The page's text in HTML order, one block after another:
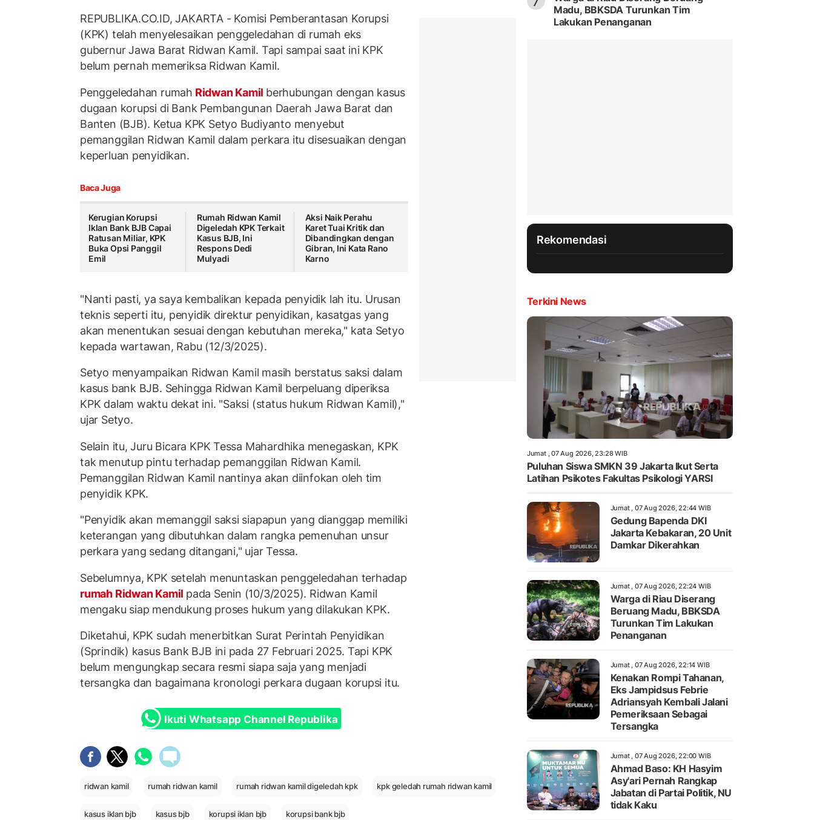
REPUBLIKA.CO.ID, JAKARTA - Komisi Pemberantasan Korupsi
(KPK) telah menyelesaikan penggeledahan di rumah eks
gubernur Jawa Barat Ridwan Kamil. Tapi sampai saat ini KPK
belum pernah memeriksa Ridwan Kamil.
Penggeledahan rumah Ridwan Kamil berhubungan dengan kasus
dugaan korupsi di Bank Pembangunan Daerah Jawa Barat dan
Banten (BJB). Ketua KPK Setyo Budiyanto menyebut
pemanggilan Ridwan Kamil dalam perkara itu disesuaikan dengan
keperluan penyidikan.
Baca Juga
Kerugian Korupsi
Iklan Bank BJB Capai
Ratusan Miliar, KPK
Buka Opsi Panggil
Emil
Rumah Ridwan Kamil
Digeledah KPK Terkait
Kasus BJB, Ini
Respons Dedi
Mulyadi
Aksi Naik Perahu
Karet Tuai Kritik dan
Dibandingkan dengan
Gibran, Ini Kata Rano
Karno
"Nanti pasti, ya saya kembalikan kepada penyidik lah itu. Urusan
teknis seperti itu, penyidik direktur penyidikan, kasatgas yang
akan menentukan sesuai dengan kebutuhan mereka," kata Setyo
kepada wartawan, Rabu (12/3/2025).
Setyo menyampaikan Ridwan Kamil masih berstatus saksi dalam
kasus bank BJB. Sehingga Ridwan Kamil berpeluang diperiksa
KPK dalam waktu dekat ini. "Saksi (status hukum Ridwan Kamil),"
ujar Setyo.
Selain itu, Juru Bicara KPK Tessa Mahardhika menegaskan, KPK
tak menutup pintu terhadap pemanggilan Ridwan Kamil.
Pemanggilan Ridwan Kamil nantinya akan diinfokan oleh tim
penyidik KPK.
"Penyidik akan memanggil saksi siapapun yang dianggap memiliki
keterangan yang dibutuhkan dalam rangka pemenuhan unsur
perkara yang sedang ditangani," ujar Tessa.
Sebelumnya, KPK setelah menuntaskan penggeledahan terhadap
rumah Ridwan Kamil pada Senin (10/3/2025). Ridwan Kamil
mengaku siap mendukung proses hukum yang dilakukan KPK.
Diketahui, KPK sudah menerbitkan Surat Perintah Penyidikan
(Sprindik) kasus Bank BJB ini pada 27 Februari 2025. Tapi KPK
belum mengungkap secara resmi siapa saja yang menjadi
tersangka dan bagaimana kronologi perkara dugaan korupsi itu.
Ikuti Whatsapp Channel Republika
ridwan kamil rumah ridwan kamil rumah ridwan kamil digeledah kpk kpk geledah rumah ridwan kamil
kasus iklan bjb kasus bjb korupsi iklan bjb korupsi bank bjb
Madu, BBKSDA Turunkan Tim
Lakukan Penanganan
Rekomendasi
Terkini News
Jumat , 07 Aug 2026, 23:28 WIB
Puluhan Siswa SMKN 39 Jakarta Ikut Serta
Latihan Psikotes Fakultas Psikologi YARSI
Jumat , 07 Aug 2026, 22:44 WIB
Gedung Bapenda DKI
Jakarta Kebakaran, 20 Unit
Damkar Dikerahkan
Jumat , 07 Aug 2026, 22:24 WIB
Warga di Riau Diserang
Beruang Madu, BBKSDA
Turunkan Tim Lakukan
Penanganan
Jumat , 07 Aug 2026, 22:14 WIB
Kenakan Rompi Tahanan,
Eks Jampidsus Febrie
Adriansyah Kembali Jalani
Pemeriksaan Sebagai
Tersangka
Jumat , 07 Aug 2026, 22:00 WIB
Ahmad Baso: KH Hasyim
Asy'ari Pernah Rangkap
Jabatan di Partai Politik, NU
tidak Kaku